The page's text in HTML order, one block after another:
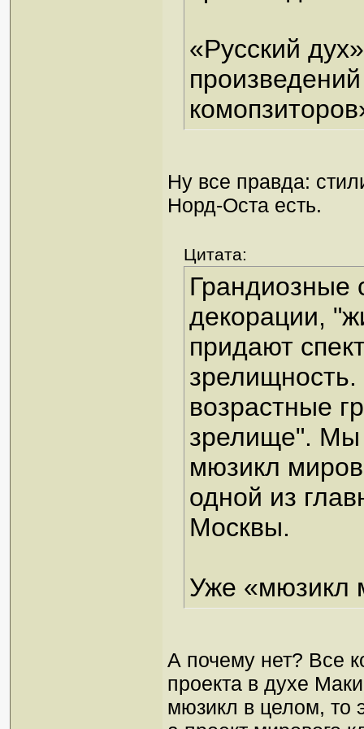
«Русский
Ну все правда:
Норд-Оста есть.
Цитата:
Грандиозные
декорации,
придают
зрелищность.
возрастные
зрелище". Мы
мюзикл
одной из
Москвы.
Уже «мюзикл
А почему нет? Все
проекта в духе
мюзикл в целом, то